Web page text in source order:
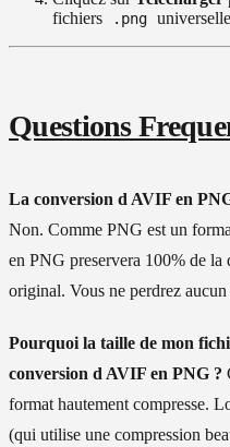
fichiers
.png
Questions
La conversion d AVIF en
Non. Comme PNG est un
en PNG preservera 100% de
original. Vous ne perdrez aucun
Pourquoi la taille de mon
conversion d AVIF en PNG ?
format hautement compresse.
(qui utilise une compression